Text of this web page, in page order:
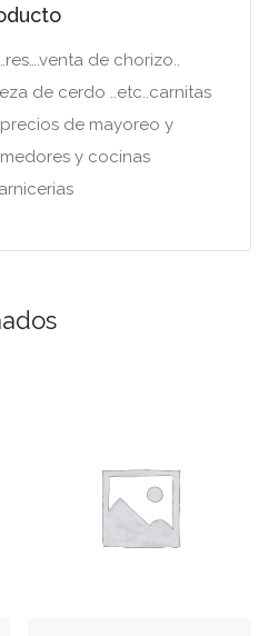
de chorizo..
de cerdo ..etc..carnitas
de mayoreo y
y cocinas